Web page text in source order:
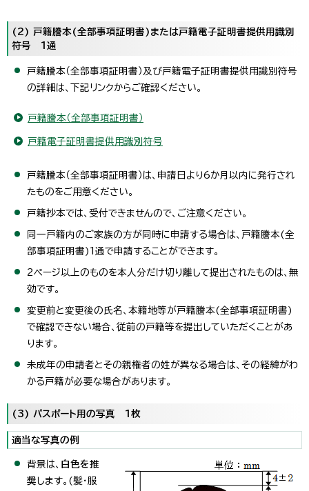
(2) 戸籍謄本(全部事項証明書)または戸籍電子証明書提供用識別
符号 1通
戸籍謄本（全部事項証明書）及び戸籍電子証明書提供用識別符号
の詳細は、下記リンクからご確認ください。
戸籍謄本（全部事項証明書）
戸籍電子証明書提供用識別符号
戸籍謄本（全部事項証明書）は、申請日より6か月以内に発行され
たものをご用意ください。
戸籍抄本では、受付できませんので、ご注意ください。
同一戸籍内のご家族の方が同時に申請する場合は、戸籍謄本(全
部事項証明書)1通で申請することができます。
2ページ以上のものを本人分だけ切り離して提出されたものは、無
効です。
変更前と変更後の氏名、本籍地等が戸籍謄本(全部事項証明書)
で確認できない場合、従前の戸籍等を提出していただくことがあ
ります。
未成年の申請者とその親権者の姓が異なる場合は、その経緯がわ
かる戸籍が必要な場合があります。
(3) パスポート用の写真 1枚
適当な写真の例
背景は、 白色を推
奨します。(髪・服